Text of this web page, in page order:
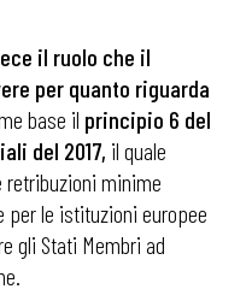
il ruolo che il
per quanto riguarda
base il principio 6 del
del 2017, il quale
retribuzioni minime
per le istituzioni europee
gli Stati Membri ad